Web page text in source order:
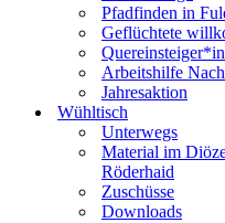
Pfadfinden in
Geflüchtete
Arbeitshilfe
Jahresaktion
Wühltisch
Unterwegs
Material im
Röderhaid
Zuschüsse
Downloads